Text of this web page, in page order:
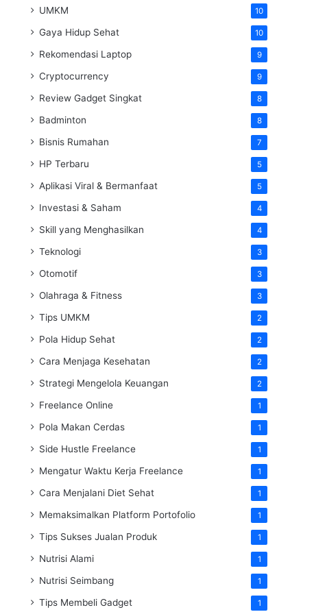
UMKM 10
Gaya Hidup Sehat 10
Rekomendasi Laptop 9
Cryptocurrency 9
Review Gadget Singkat 8
Badminton 8
Bisnis Rumahan 7
HP Terbaru 5
Aplikasi Viral & Bermanfaat 5
Investasi & Saham 4
Skill yang Menghasilkan 4
Teknologi 3
Otomotif 3
Olahraga & Fitness 3
Tips UMKM 2
Pola Hidup Sehat 2
Cara Menjaga Kesehatan 2
Strategi Mengelola Keuangan 2
Freelance Online 1
Pola Makan Cerdas 1
Side Hustle Freelance 1
Mengatur Waktu Kerja Freelance 1
Cara Menjalani Diet Sehat 1
Memaksimalkan Platform Portofolio 1
Tips Sukses Jualan Produk 1
Nutrisi Alami 1
Nutrisi Seimbang 1
Tips Membeli Gadget 1